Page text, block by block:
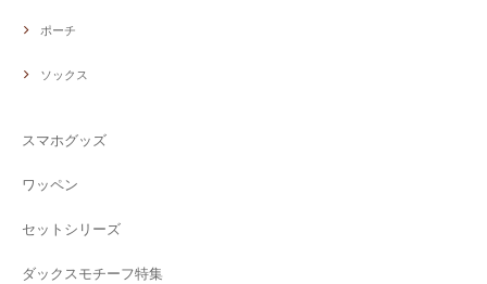
ポーチ
ソックス
スマホグッズ
ワッペン
セットシリーズ
ダックスモチーフ特集